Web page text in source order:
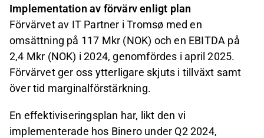
Implementation av förvärv enligt plan
Förvärvet av IT Partner i Tromsø med en
omsättning på 117 Mkr (NOK) och en EBITDA på
2,4 Mkr (NOK) i 2024, genomfördes i april 2025.
Förvärvet ger oss ytterligare skjuts i tillväxt samt
över tid marginalförstärkning.
En effektiviseringsplan har, likt den vi
implementerade hos Binero under Q2 2024,